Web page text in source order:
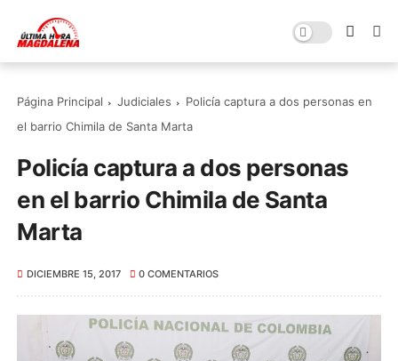
Página Principal Judiciales
Policía captura a dos personas en
el barrio Chimila de Santa Marta
Policía captura a dos personas
en el barrio Chimila de Santa
Marta
DICIEMBRE 15, 2017 0 COMENTARIOS